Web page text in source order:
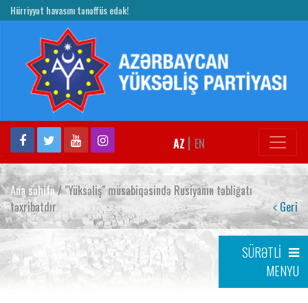
Hürriyyət havasını tənəffüs edək!
AZ | EN
Ana səhifə/ "Yüksəliş" müsabiqəsində Rusiyanın təbliğatı
təxribatdır
Geri
SÜRƏTLİ
MENYU